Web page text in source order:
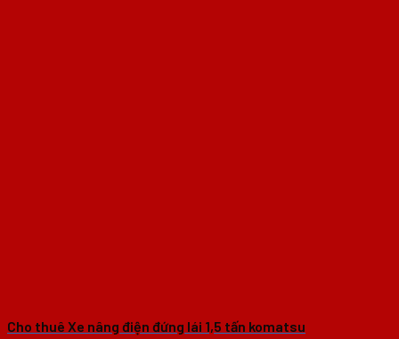
Cho thuê Xe nâng điện đứng lái 1,5 tấn komatsu